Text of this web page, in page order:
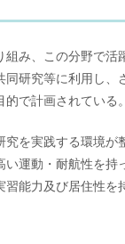
み、この分野で活
研究等に利用し、
的で計画されている
を実践する環境が
運動・耐航性を持
能力及び居住性を